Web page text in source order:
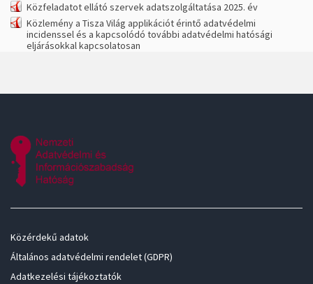
Közfeladatot ellátó szervek adatszolgáltatása 2025. év
Közlemény a Tisza Világ applikációt érintő adatvédelmi
incidenssel és a kapcsolódó további adatvédelmi hatósági
eljárásokkal kapcsolatosan
Közérdekű adatok
Általános adatvédelmi rendelet (GDPR)
Adatkezelési tájékoztatók